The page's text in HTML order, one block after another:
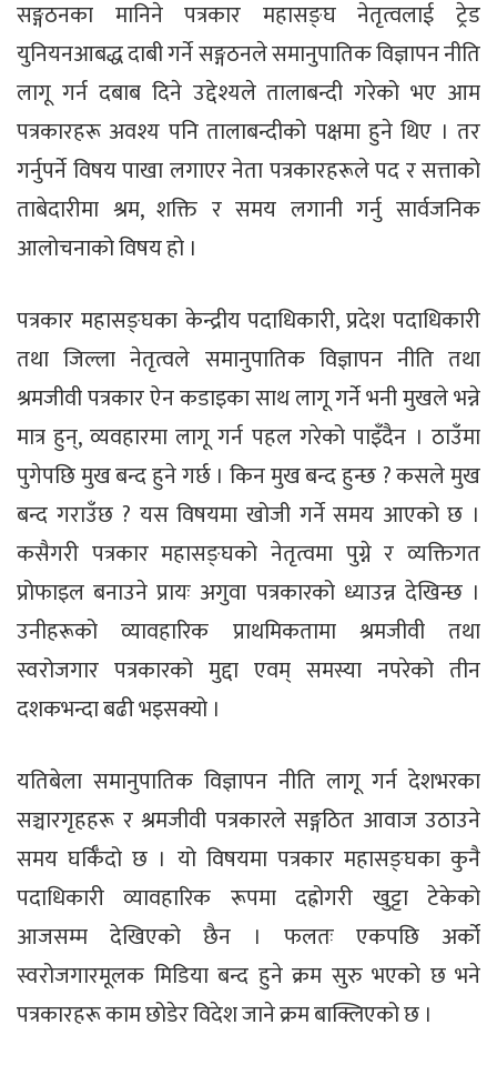
सङ्गठनका मानिने पत्रकार महासङ्घ नेतृत्वलाई ट्रेड
युनियनआबद्ध दाबी गर्ने सङ्गठनले समानुपातिक विज्ञापन नीति
लागू गर्न दबाब दिने उद्देश्यले तालाबन्दी गरेको भए आम
पत्रकारहरू अवश्य पनि तालाबन्दीको पक्षमा हुने थिए । तर
गर्नुपर्ने विषय पाखा लगाएर नेता पत्रकारहरूले पद र सत्ताको
ताबेदारीमा श्रम, शक्ति र समय लगानी गर्नु सार्वजनिक
आलोचनाको विषय हो ।
पत्रकार महासङ्घका केन्द्रीय पदाधिकारी, प्रदेश पदाधिकारी
तथा जिल्ला नेतृत्वले समानुपातिक विज्ञापन नीति तथा
श्रमजीवी पत्रकार ऐन कडाइका साथ लागू गर्ने भनी मुखले भन्ने
मात्र हुन्, व्यवहारमा लागू गर्न पहल गरेको पाइँदैन । ठाउँमा
पुगेपछि मुख बन्द हुने गर्छ । किन मुख बन्द हुन्छ ? कसले मुख
बन्द गराउँछ ? यस विषयमा खोजी गर्ने समय आएको छ ।
कसैगरी पत्रकार महासङ्घको नेतृत्वमा पुग्ने र व्यक्तिगत
प्रोफाइल बनाउने प्रायः अगुवा पत्रकारको ध्याउन्न देखिन्छ ।
उनीहरूको व्यावहारिक प्राथमिकतामा श्रमजीवी तथा
स्वरोजगार पत्रकारको मुद्दा एवम् समस्या नपरेको तीन
दशकभन्दा बढी भइसक्यो ।
यतिबेला समानुपातिक विज्ञापन नीति लागू गर्न देशभरका
सञ्चारगृहहरू र श्रमजीवी पत्रकारले सङ्गठित आवाज उठाउने
समय घर्किँदो छ । यो विषयमा पत्रकार महासङ्घका कुनै
पदाधिकारी व्यावहारिक रूपमा दह्रोगरी खुट्टा टेकेको
आजसम्म देखिएको छैन । फलतः एकपछि अर्को
स्वरोजगारमूलक मिडिया बन्द हुने क्रम सुरु भएको छ भने
पत्रकारहरू काम छोडेर विदेश जाने क्रम बाक्लिएको छ ।